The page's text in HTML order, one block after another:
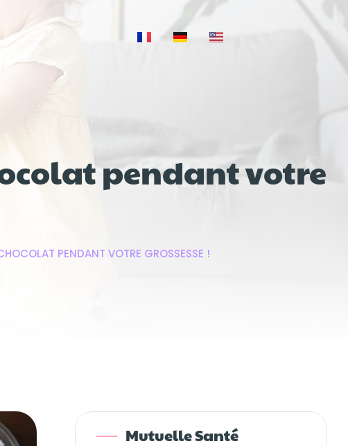
pendant votre
PENDANT VOTRE GROSSESSE !
Mutuelle Santé